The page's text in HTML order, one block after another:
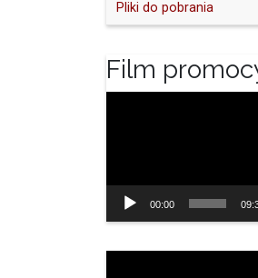
Pliki do pobrania
Film
00:00